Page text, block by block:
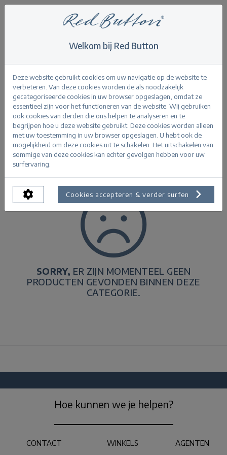
Home > Festive
Festive
Product Filters
SORRY, ER ZIJN MOMENTEEL GEEN
PRODUCTEN GEVONDEN BINNEN DEZE
CATEGORIE.
Welkom bij Red Button
Deze website gebruikt cookies om uw navigatie op de website te
verbeteren. Van deze cookies worden de als noodzakelijk
gecategoriseerde cookies in uw browser opgeslagen, omdat ze
essentieel zijn voor het functioneren van de website. Wij gebruiken
ook cookies van derden die ons helpen te analyseren en te
begrijpen hoe u deze website gebruikt. Deze cookies worden alleen
met uw toestemming in uw browser opgeslagen. U hebt ook de
mogelijkheid om deze cookies uit te schakelen. Het uitschakelen van
sommige van deze cookies kan echter gevolgen hebben voor uw
surfervaring.
Cookies accepteren & verder surfen
Hoe kunnen we je helpen?
CONTACT WINKELS AGENTEN